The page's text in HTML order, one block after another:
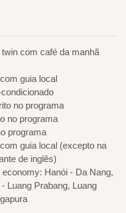
com café da manhã
guia local
no programa
no programa
programa
guia local (excepto na
de inglês)
Hanói - Da Nang,
Luang Prabang, Luang